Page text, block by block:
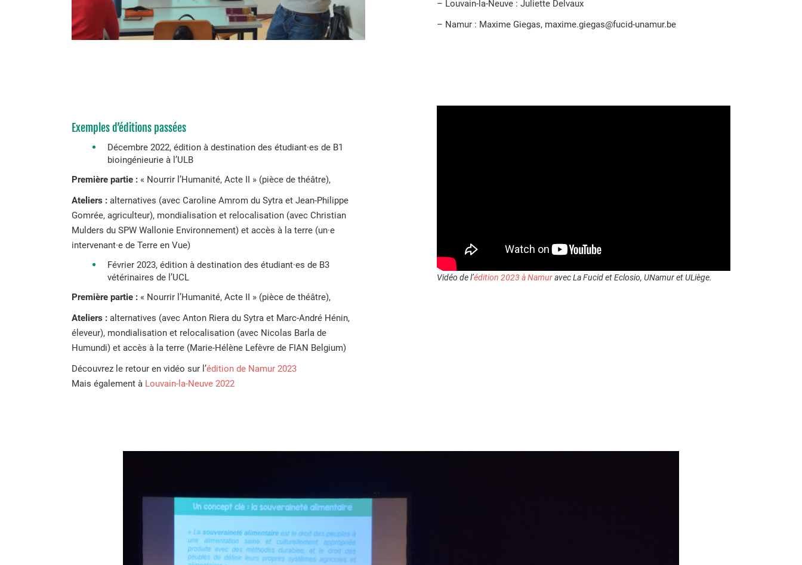
– Louvain-la-Neuve : Juliette Delvaux
– Namur : Maxime Giegas, maxime.giegas@fucid-unamur.be
Exemples d’éditions passées
Décembre 2022, édition à destination des étudiant·es de B1
bioingénieurie à l’ULB
Première partie : « Nourrir l’Humanité, Acte II » (pièce de théâtre),
Ateliers : alternatives (avec Caroline Amrom du Sytra et Jean-Philippe
Gomrée, agriculteur), mondialisation et relocalisation (avec Christian
Mulders du SPW Wallonie Environnement) et accès à la terre (un·e
intervenant·e de Terre en Vue)
Février 2023, édition à destination des étudiant·es de B3
vétérinaires de l’UCL
Première partie : « Nourrir l’Humanité, Acte II » (pièce de théâtre),
Ateliers : alternatives (avec Anton Riera du Sytra et Marc-André Hénin,
éleveur), mondialisation et relocalisation (avec Nicolas Barla de
Humundi) et accès à la terre (Marie-Hélène Lefèvre de FIAN Belgium)
Découvrez le retour en vidéo sur l’édition de Namur 2023
Mais également à Louvain-la-Neuve 2022
Vidéo de l’édition 2023 à Namuravec La Fucid et Eclosio, UNamur et ULiège.